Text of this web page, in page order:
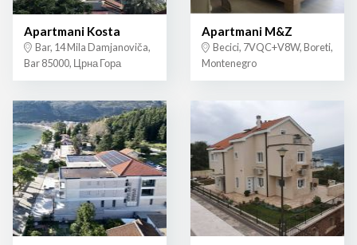
Apartmani Kosta
Bar, 14 Mila Damjanoviča,
Bar 85000, Црна Гора
Apartmani M&Z
Becici, 7VQC+V8W, Boreti,
Montenegro